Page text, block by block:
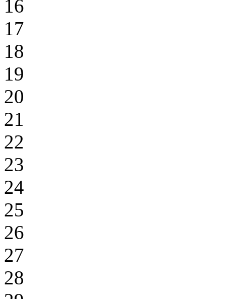
16
17
18
19
20
21
22
23
24
25
26
27
28